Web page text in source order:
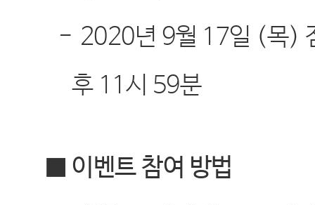
- 2020년 9월 17일 (목)
후11 시 59분
■ 이벤트 참여 방법